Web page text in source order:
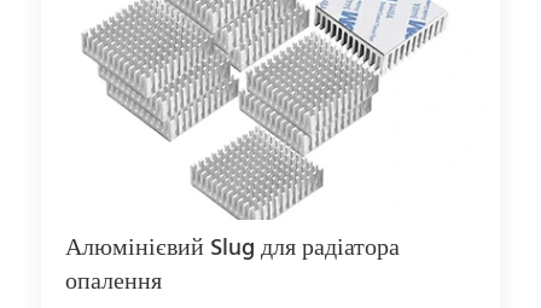
Алюмінієвий Slug для радіатора
опалення